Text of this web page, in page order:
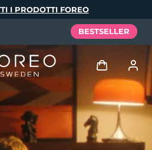
I PRODOTTI FOREO
BESTSELLER
Accedi
Profilo utente